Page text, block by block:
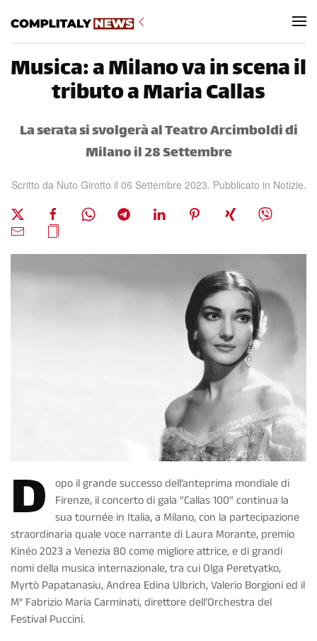
Musica: a Milano va in scena il
tributo a Maria Callas
La serata si svolgerà al Teatro Arcimboldi di
Milano il 28 Settembre
Scritto da Nuto Girotto il 06 Settembre 2023. Pubblicato in Notizie.
D
opo il grande successo dell’anteprima mondiale di
Firenze, il concerto di gala “Callas 100” continua la
sua tournée in Italia, a Milano, con la partecipazione
straordinaria quale voce narrante di Laura Morante, premio
Kinéo 2023 a Venezia 80 come migliore attrice, e di grandi
nomi della musica internazionale, tra cui Olga Peretyatko,
Myrtò Papatanasiu, Andrea Edina Ulbrich, Valerio Borgioni ed il
M° Fabrizio Maria Carminati, direttore dell’Orchestra del
Festival Puccini.